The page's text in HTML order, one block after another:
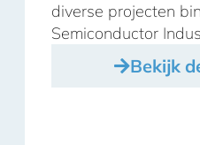
diverse projecten
Semiconductor
Bekijk